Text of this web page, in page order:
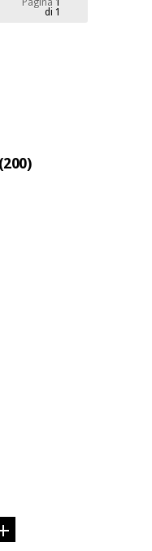
Pagina 1
di 1